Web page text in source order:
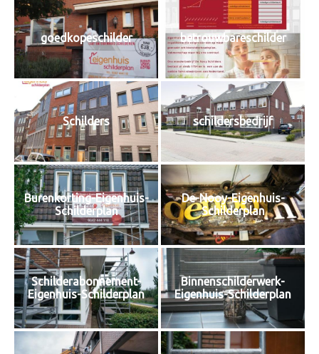
goedkopeschilder betrouwbareschilder
Schilders schildersbedrijf
Burenkorting-Eigenhuis-
Schilderplan
De-Nooy-Eigenhuis-
Schilderplan
Schilderabonnement-
Eigenhuis-Schilderplan
Binnenschilderwerk-
Eigenhuis-Schilderplan